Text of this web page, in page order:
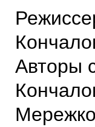
Авторы
Мережко